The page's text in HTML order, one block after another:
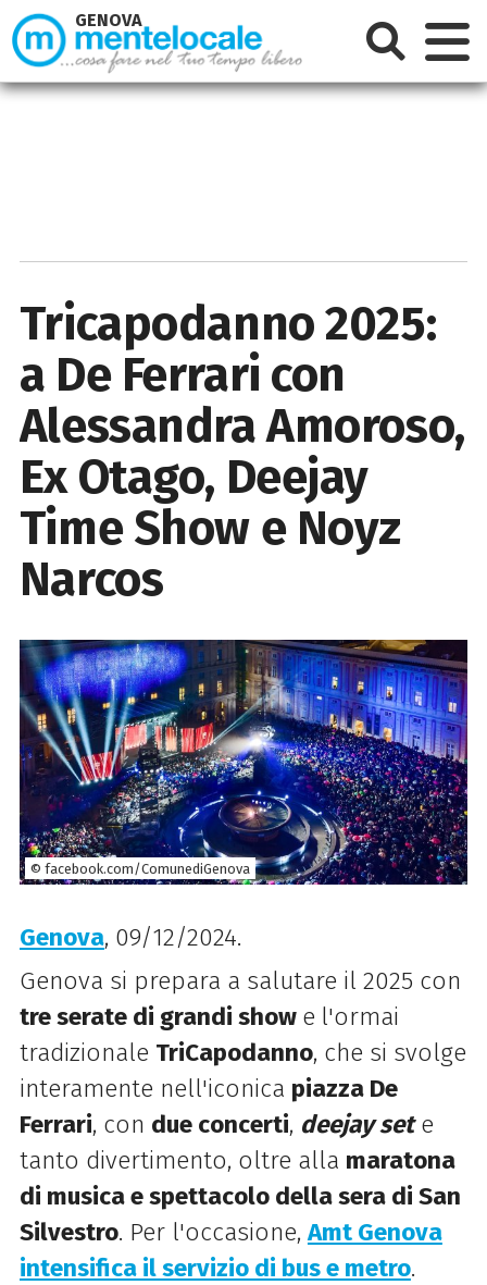
Tricapodanno 2025:
a De Ferrari con
Alessandra Amoroso,
Ex Otago, Deejay
Time Show e Noyz
Narcos
© facebook.com/ComunediGenova
Genova, 09/12/2024.
Genova si prepara a salutare il 2025 con
tre serate di grandi show e l'ormai
tradizionale TriCapodanno, che si svolge
interamente nell'iconica piazza De
Ferrari, con due concerti, deejay sete
tanto divertimento, oltre alla maratona
di musica e spettacolo della sera di San
Silvestro. Per l'occasione,Amt Genova
intensifica il servizio di bus e metro.
GENOVA